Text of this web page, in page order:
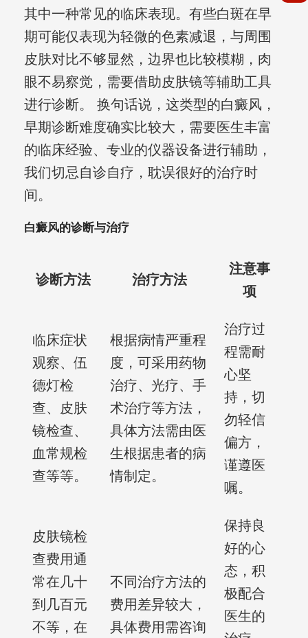
其中一种常见的临床表现。有些白斑在早
期可能仅表现为轻微的色素减退，与周围
皮肤对比不够显然，边界也比较模糊，肉
眼不易察觉，需要借助皮肤镜等辅助工具
进行诊断。 换句话说，这类型的白癜风，
早期诊断难度确实比较大，需要医生丰富
的临床经验、专业的仪器设备进行辅助，
我们切忌自诊自疗，耽误很好的治疗时
间。
白癜风的诊断与治疗
诊断方法 治疗方法
注意事
项
临床症状
观察、伍
德灯检
查、皮肤
镜检查、
血常规检
查等等。
根据病情严重程
度，可采用药物
治疗、光疗、手
术治疗等方法，
具体方法需由医
生根据患者的病
情制定。
治疗过
程需耐
心坚
持，切
勿轻信
偏方，
谨遵医
嘱。
皮肤镜检
查费用通
常在几十
到几百元
不等，在
不同治疗方法的
费用差异较大，
具体费用需咨询
保持良
好的心
态，积
极配合
医生的